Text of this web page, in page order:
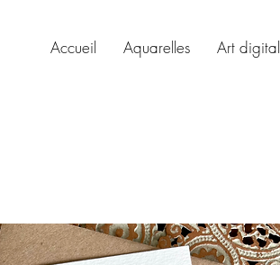
Accueil Aquarelles Art digital